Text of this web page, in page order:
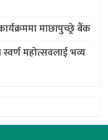
माछापुच्छ्र्रे बैंक
महोत्सवलाई भव्य